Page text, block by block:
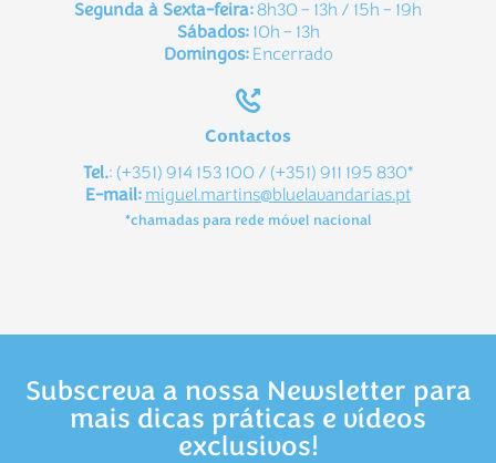
Segunda à Sexta-feira:8h30 – 13h / 15h – 19h
Sábados:10h – 13h
Domingos:Encerrado
Contactos
Tel.: (+351) 914 153 100 / (+351) 911 195 830*
E-mail: miguel.martins@bluelavandarias.pt
*chamadas para rede móvel nacional
Subscreva a nossa Newsletter para
mais dicas práticas e vídeos
exclusivos!